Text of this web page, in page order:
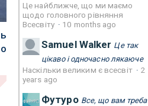
Це найближче, що ми маємо
щодо головного рівняння
Всесвіту · 10 months ago
Samuel Walker Це так
цікаво і одночасно лякаюче
Наскільки великим є всесвіт · 2
years ago
Футуро Все, що вам треба